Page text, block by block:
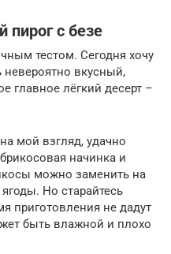
пирог с безе
тестом. Сегодня хочу
вкусный,
главное лёгкий десерт –
мой взгляд, удачно
начинка и
можно заменить на
Но старайтесь
приготовления не дадут
быть влажной и плохо